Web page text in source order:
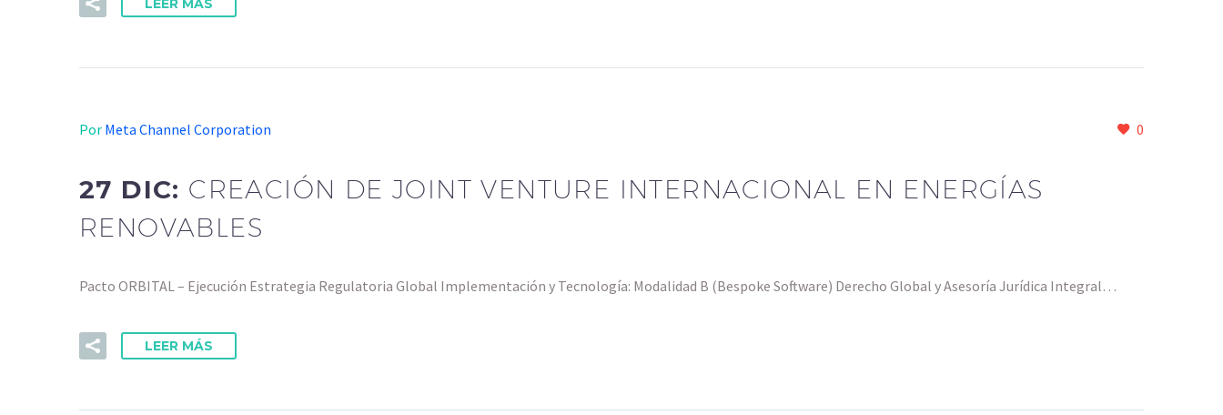
LEER MÁS
0
Por Meta Channel Corporation
27 DIC: CREACIÓN DE JOINT VENTURE INTERNACIONAL EN ENERGÍAS
RENOVABLES
Pacto ORBITAL – Ejecución Estrategia Regulatoria Global Implementación y Tecnología: Modalidad B (Bespoke Software) Derecho Global y Asesoría Jurídica Integral…
LEER MÁS